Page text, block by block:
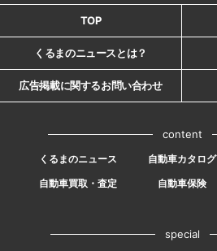
TOP
くるまのニュースとは？
広告掲載に関するお問い合わせ
content
くるまのニュース 自動車カタログ
自動車買取・査定
自動車保険
special